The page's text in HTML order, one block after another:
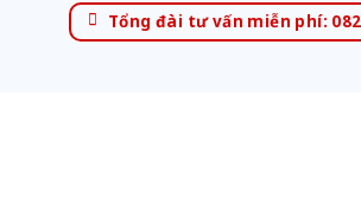
Tổng đài tư vấn miễn phí: